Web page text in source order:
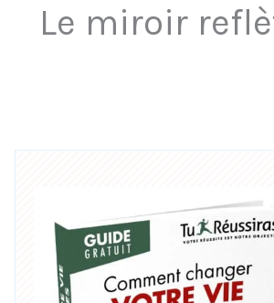
Le miroir